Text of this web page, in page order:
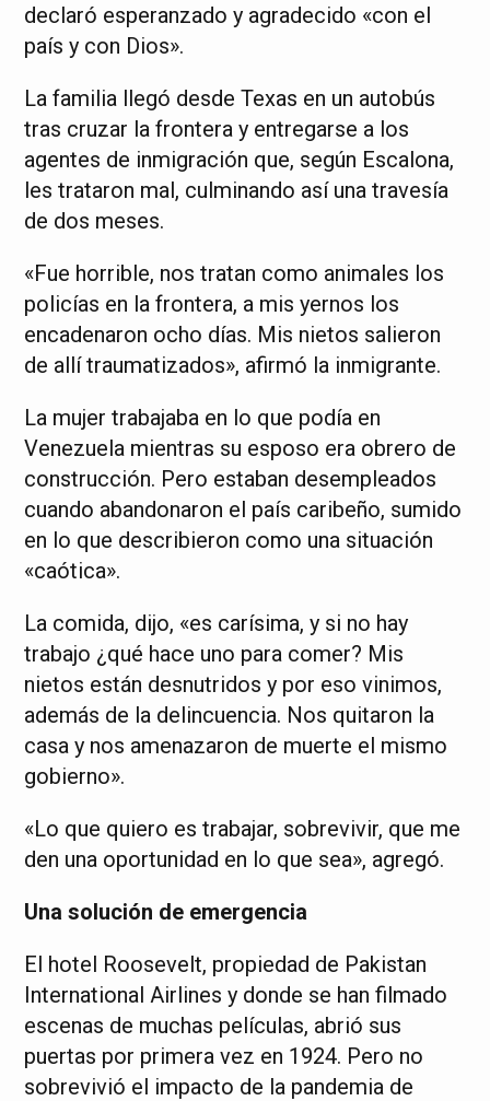
declaró esperanzado y agradecido «con el
país y con Dios».
La familia llegó desde Texas en un autobús
tras cruzar la frontera y entregarse a los
agentes de inmigración que, según Escalona,
les trataron mal, culminando así una travesía
de dos meses.
«Fue horrible, nos tratan como animales los
policías en la frontera, a mis yernos los
encadenaron ocho días. Mis nietos salieron
de allí traumatizados», afirmó la inmigrante.
La mujer trabajaba en lo que podía en
Venezuela mientras su esposo era obrero de
construcción. Pero estaban desempleados
cuando abandonaron el país caribeño, sumido
en lo que describieron como una situación
«caótica».
La comida, dijo, «es carísima, y si no hay
trabajo ¿qué hace uno para comer? Mis
nietos están desnutridos y por eso vinimos,
además de la delincuencia. Nos quitaron la
casa y nos amenazaron de muerte el mismo
gobierno».
«Lo que quiero es trabajar, sobrevivir, que me
den una oportunidad en lo que sea», agregó.
Una solución de emergencia
El hotel Roosevelt, propiedad de Pakistan
International Airlines y donde se han filmado
escenas de muchas películas, abrió sus
puertas por primera vez en 1924. Pero no
sobrevivió el impacto de la pandemia de